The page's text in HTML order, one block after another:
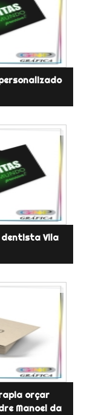
Vila
orçar
Manoel da